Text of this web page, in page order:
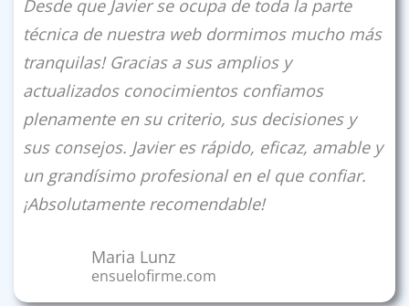
Desde que Javier se ocupa de toda la parte
técnica de nuestra web dormimos mucho más
tranquilas! Gracias a sus amplios y
actualizados conocimientos confiamos
plenamente en su criterio, sus decisiones y
sus consejos. Javier es rápido, eficaz, amable y
un grandí­simo profesional en el que confiar.
¡Absolutamente recomendable!
Maria Lunz
ensuelofirme.com